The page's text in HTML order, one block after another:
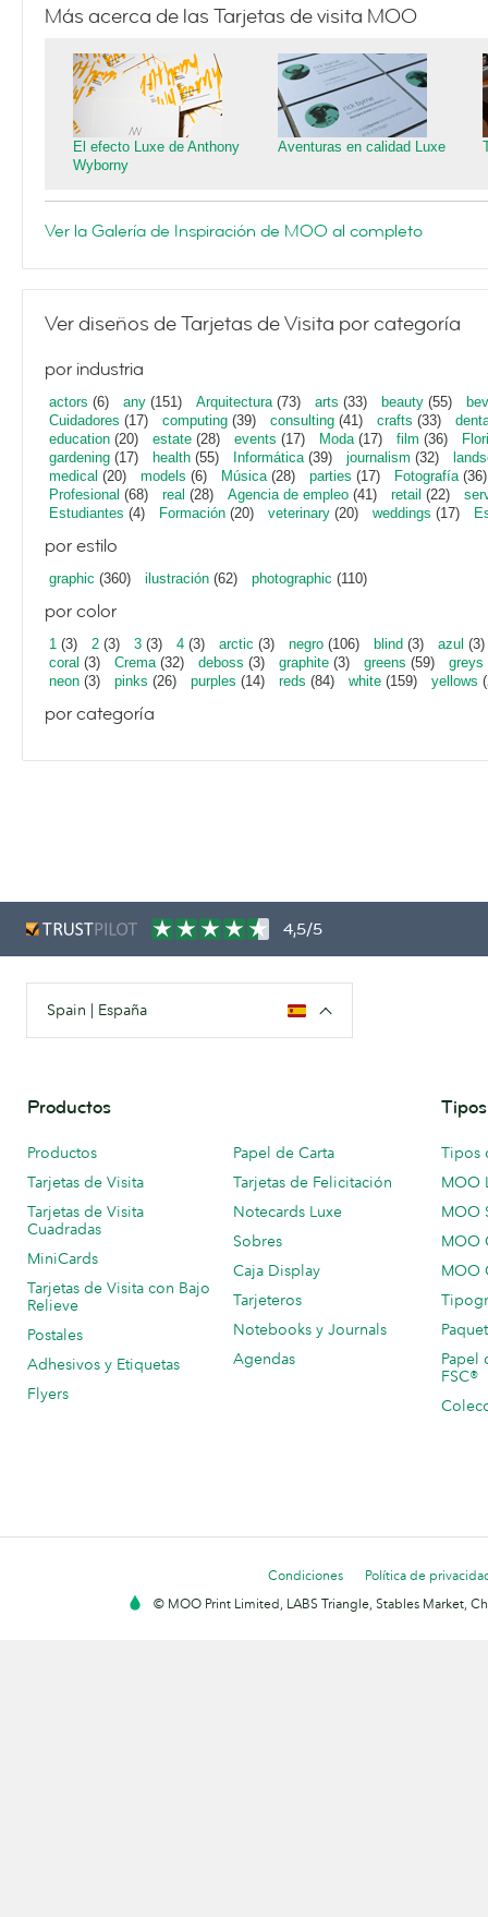
Más acerca de las Tarjetas de visita MOO
El efecto Luxe de Anthony
Wyborny
Aventuras en calidad Luxe
Ver la Galería de Inspiración de MOO al completo
Ver diseños de Tarjetas de Visita por categoría
por industria
actors (6) any (151) Arquitectura(73) arts (33) beauty (55)
Cuidadores (17) computing (39) consulting (41) crafts (33)
education (20) estate (28) events (17) Moda(17) film (36)
gardening (17) health (55) Informática(39) journalism (32)
medical (20) models (6) Música(28) parties (17) Fotografía(36)
Profesional (68) real (28) Agencia de empleo (41) retail (22)
Estudiantes (4) Formación (20) veterinary (20) weddings (17)
por estilo
graphic (360) ilustración (62) photographic (110)
por color
1 (3) 2 (3) 3 (3) 4 (3) arctic (3) negro (106) blind (3) azul (3)
coral (3) Crema(32) deboss (3) graphite (3) greens (59) greys
neon (3) pinks (26) purples (14) reds (84) white (159) yellows
por categoría
4,5/5
Spain | España
Productos
Productos
Tarjetas de Visita
Tarjetas de Visita
Cuadradas
MiniCards
Tarjetas de Visita con Bajo
Relieve
Postales
Adhesivos y Etiquetas
Flyers
Papel de Carta
Tarjetas de Felicitación
Notecards Luxe
Sobres
Caja Display
Tarjeteros
Notebooks y Journals
Agendas
Tipos
MOO
MOO
MOO
MOO
Papel
FSC®
Condiciones
Política de
© MOO Print Limited, LABS Triangle, Stables Market,